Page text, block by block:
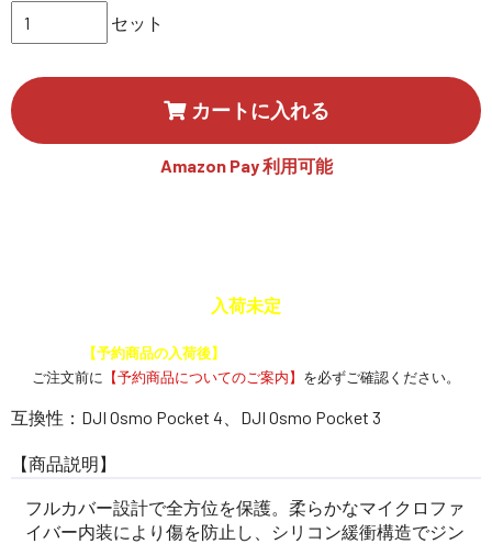
SEKIDO
セット
カートに入れる
Amazon Pay 利用可能
入荷未定
【予約商品の入荷後】
ご注文前に
【予約商品についてのご案内】 を必ずご確認ください。
互換性：DJI Osmo Pocket 4、DJI Osmo Pocket 3
【商品説明】
フルカバー設計で全方位を保護。柔らかなマイクロファ
イバー内装により傷を防止し、シリコン緩衝構造でジン